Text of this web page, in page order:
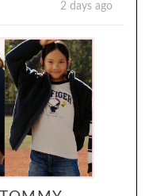
2 days ago